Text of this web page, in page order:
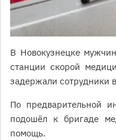
В Новокузнецке
станции скорой
задержали сотрудники
По предварительной
подошёл к бригаде
помощь.